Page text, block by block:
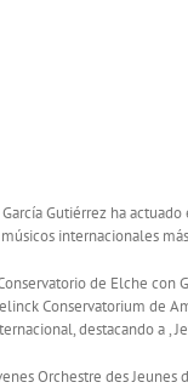
Gutiérrez ha
internacionales
de Elche
Conservatorium de
destacando a ,
Orchestre des